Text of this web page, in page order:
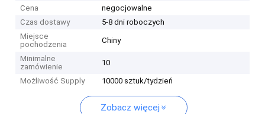
Cena
negocjowalne
Czas dostawy
5-8 dni roboczych
Miejsce
pochodzenia
Chiny
Minimalne
zamówienie
10
Możliwość Supply 10000 sztuk/tydzień
Zobacz więcej